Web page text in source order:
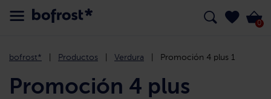
0
bofrost* Productos Verdura Promoción 4 plus 1
Promoción 4 plus